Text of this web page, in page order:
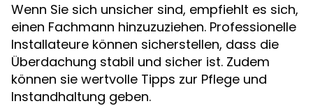
Wenn Sie sich unsicher sind, empfiehlt es sich,
einen Fachmann hinzuzuziehen. Professionelle
Installateure können sicherstellen, dass die
Überdachung stabil und sicher ist. Zudem
können sie wertvolle Tipps zur Pflege und
Instandhaltung geben.